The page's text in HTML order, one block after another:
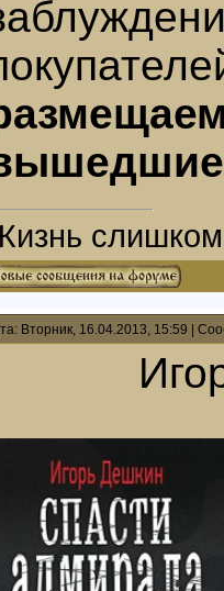
слишком
Вторник, 16.04.2013, 15:59 |